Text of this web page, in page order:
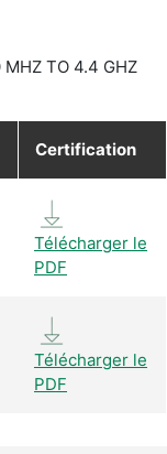
MHZ TO 4.4 GHZ
Certification
Télécharger le
PDF
Télécharger le
PDF